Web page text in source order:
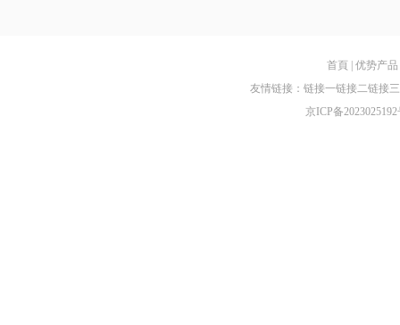
首頁 优势产品
友情链接： 链接一链接二链接三
京ICP备